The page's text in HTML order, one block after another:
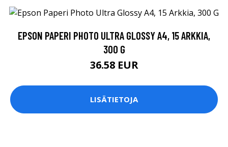
EPSON PAPERI PHOTO ULTRA GLOSSY A4, 15 ARKKIA,
300 G
36.58 EUR
LISÄTIETOJA